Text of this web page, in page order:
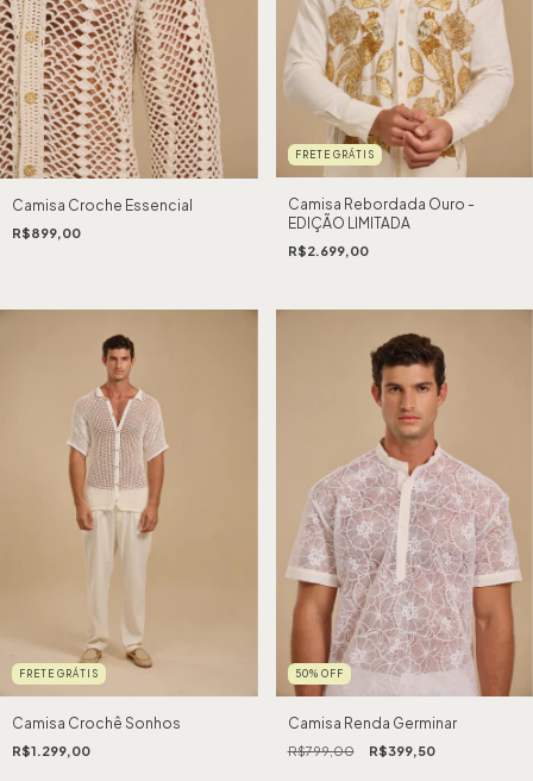
Camisa Croche Essencial
R$899,00
FRETE GRÁTIS
Camisa Rebordada Ouro -
EDIÇÃO LIMITADA
R$2.699,00
FRETE GRÁTIS
Camisa Crochê Sonhos
R$1.299,00
50% OFF
Camisa Renda Germinar
R$799,00 R$399,50